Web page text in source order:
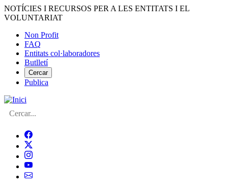
Vés
al
NOTÍCIES I RECURSOS PER A LES ENTITATS I EL
VOLUNTARIAT
Menú
del
compte
d'usuari
Non Profit
FAQ
Entitats col·laboradores
Butlletí
Cercar
Publica
Cerca